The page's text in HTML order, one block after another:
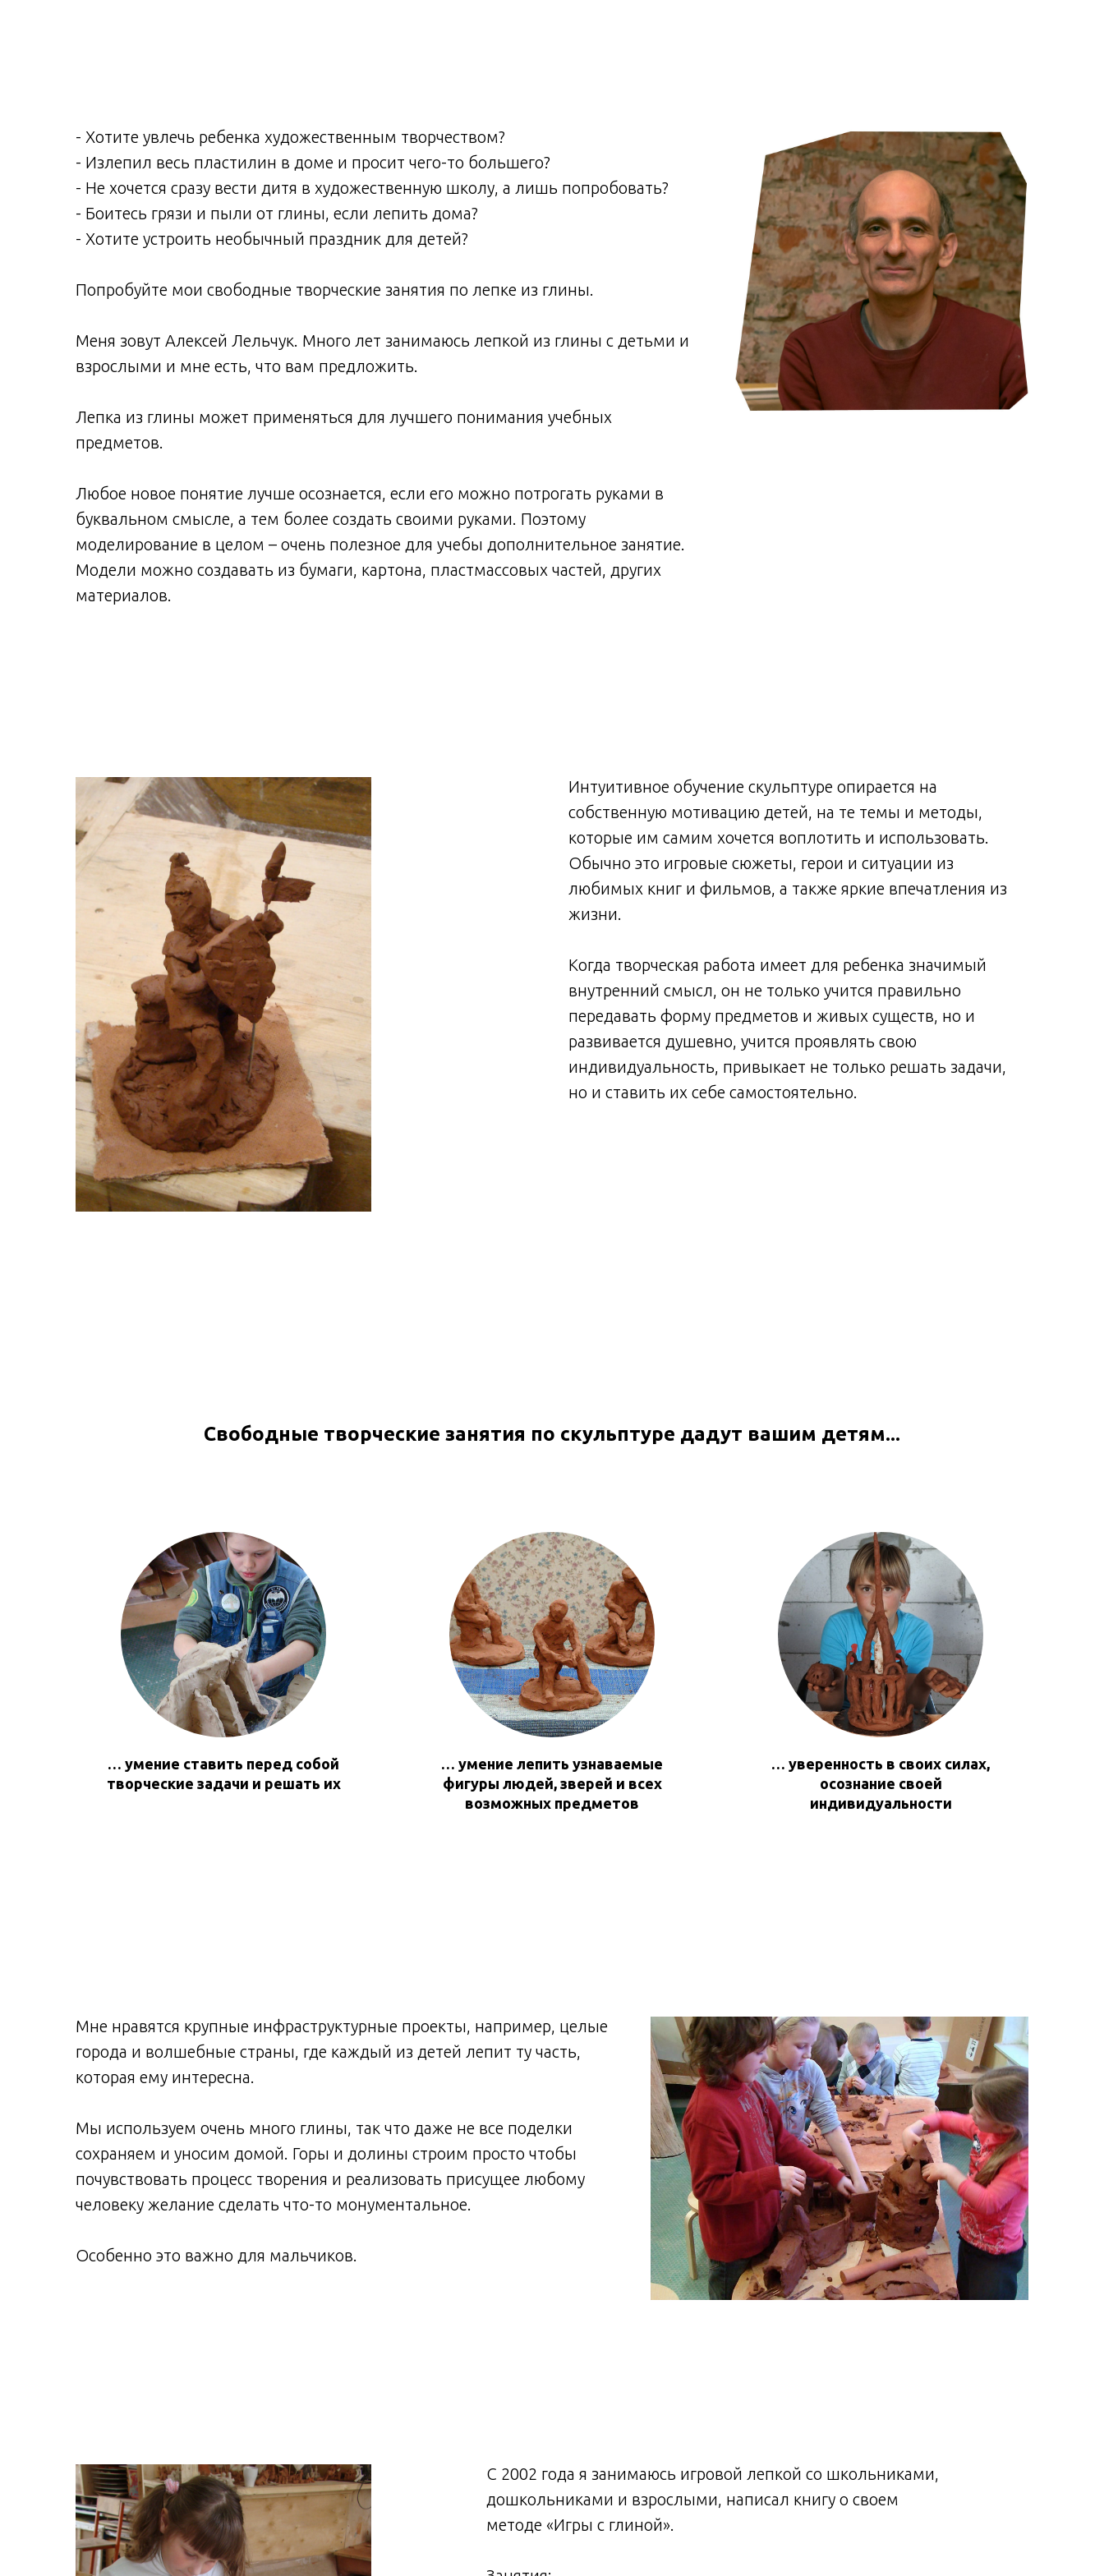
- Хотите увлечь ребенка художественным творчеством?
- Излепил весь пластилин в доме и просит чего-то большего?
- Не хочется сразу вести дитя в художественную школу, а лишь попробовать?
- Боитесь грязи и пыли от глины, если лепить дома?
- Хотите устроить необычный праздник для детей?
Попробуйте мои свободные творческие занятия по лепке из глины.
Меня зовут Алексей Лельчук. Много лет занимаюсь лепкой из глины с детьми и
взрослыми и мне есть, что вам предложить.
Лепка из глины может применяться для лучшего понимания учебных
предметов.
Любое новое понятие лучше осознается, если его можно потрогать руками в
буквальном смысле, а тем более создать своими руками. Поэтому
моделирование в целом – очень полезное для учебы дополнительное занятие.
Модели можно создавать из бумаги, картона, пластмассовых частей, других
материалов.
Интуитивное обучение скульптуре опирается на
собственную мотивацию детей, на те темы и методы,
которые им самим хочется воплотить и использовать.
Обычно это игровые сюжеты, герои и ситуации из
любимых книг и фильмов, а также яркие впечатления из
жизни.
Когда творческая работа имеет для ребенка значимый
внутренний смысл, он не только учится правильно
передавать форму предметов и живых существ, но и
развивается душевно, учится проявлять свою
индивидуальность, привыкает не только решать задачи,
но и ставить их себе самостоятельно.
Свободные творческие занятия по скульптуре дадут вашим детям...
… умение ставить перед собой
творческие задачи и решать их
… умение лепить узнаваемые
фигуры людей, зверей и всех
возможных предметов
… уверенность в своих силах,
осознание своей
индивидуальности
Мне нравятся крупные инфраструктурные проекты, например, целые
города и волшебные страны, где каждый из детей лепит ту часть,
которая ему интересна.
Мы используем очень много глины, так что даже не все поделки
сохраняем и уносим домой. Горы и долины строим просто чтобы
почувствовать процесс творения и реализовать присущее любому
человеку желание сделать что-то монументальное.
Особенно это важно для мальчиков.
С 2002 года я занимаюсь игровой лепкой со школьниками,
дошкольниками и взрослыми, написал книгу о своем
методе «Игры с глиной».